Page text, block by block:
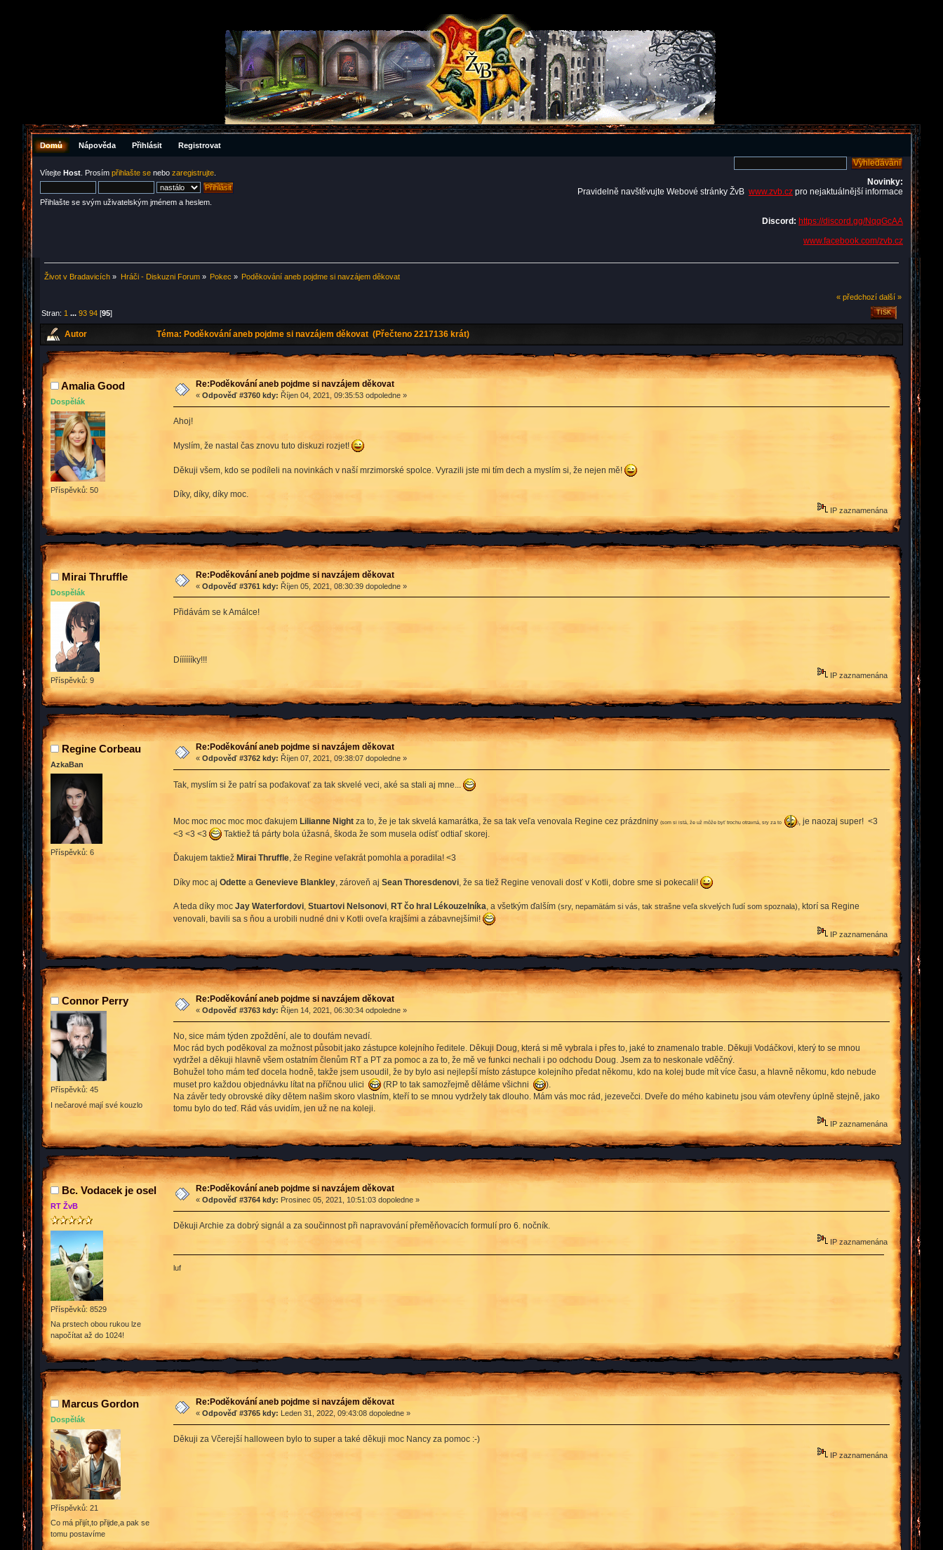
Domů Nápověda Přihlásit Registrovat
Vítejte Host . Prosím přihlašte se nebo zaregistrujte
Přihlašte se svým uživatelským jménem a heslem.
Novinky:
Pravidelně navštěvujte Webové stránky ŽvB www.zvb.cz pro nejaktuálnější informace
Discord: https://discord.gg/NqqGcAA
www.facebook.com/zvb.cz
Život v Bradavicích » Hráči - Diskuzni Forum» Pokec » Poděkování aneb pojdme si navzájem děkovat
« předchozí další »
TISK
Stran: 1 ...93 94 [95]
Autor Téma: Poděkování aneb pojdme si navzájem děkovat (Přečteno 2217136 krát)
Amalia Good
Dospělák
Příspěvků: 50
Re:Poděkování aneb pojdme si navzájem děkovat
« Odpověď #3760 kdy: Říjen 04, 2021, 09:35:53 odpoledne »
Ahoj!
Myslím, že nastal čas znovu tuto diskuzi rozjet!
Děkuji všem, kdo se podíleli na novinkách v naší mrzimorské spolce. Vyrazili jste mi tím dech a myslím si, že nejen mě!
Díky, díky, díky moc.
IP zaznamenána
Mirai Thruffle
Dospělák
Příspěvků: 9
Re:Poděkování aneb pojdme si navzájem děkovat
« Odpověď #3761 kdy: Říjen 05, 2021, 08:30:39 dopoledne »
Přidávám se k Amálce!
Dííííííky!!!
IP zaznamenána
Regine Corbeau
AzkaBan
Příspěvků: 6
Re:Poděkování aneb pojdme si navzájem děkovat
« Odpověď #3762 kdy: Říjen 07, 2021, 09:38:07 dopoledne »
Tak, myslím si že patrí sa poďakovať za tak skvelé veci, aké sa stali aj mne...
Moc moc moc moc moc ďakujem Lilianne Nightza to, že je tak skvelá kamarátka, že sa tak veľa venovala Regine cez prázdniny (som si istá, že už môže byť trochu otravná, sry za to ), je naozaj super! <3
<3 <3 <3
Taktiež tá párty bola úžasná, škoda že som musela odísť odtiaľ skorej.
Ďakujem taktiež Mirai Thruffle, že Regine veľakrát pomohla a poradila! <3
Díky moc aj OdetteaGenevieve Blankley, zároveň aj Sean Thoresdenovi, že sa tiež Regine venovali dosť v Kotli, dobre sme si pokecali!
A teda díky moc Jay Waterfordovi, Stuartovi Nelsonovi, RT čo hral Lékouzelníka, a všetkým ďalším (sry, nepamätám si vás, tak strašne veľa skvelých ľudí som spoznala), ktorí sa Regine
venovali, bavili sa s ňou a urobili nudné dni v Kotli oveľa krajšími a zábavnejšími!
IP zaznamenána
Connor Perry
Příspěvků: 45
I nečarové mají své kouzlo
Re:Poděkování aneb pojdme si navzájem děkovat
« Odpověď #3763 kdy: Říjen 14, 2021, 06:30:34 odpoledne »
No, sice mám týden zpoždění, ale to doufám nevadí.
Moc rád bych poděkoval za možnost působit jako zástupce kolejního ředitele. Děkuji Doug, která si mě vybrala i přes to, jaké to znamenalo trable. Děkuji Vodáčkovi, který to se mnou
vydržel a děkuji hlavně všem ostatním členům RT a PT za pomoc a za to, že mě ve funkci nechali i po odchodu Doug. Jsem za to neskonale vděčný.
Bohužel toho mám teď docela hodně, takže jsem usoudil, že by bylo asi nejlepší místo zástupce kolejního předat někomu, kdo na kolej bude mít více času, a hlavně někomu, kdo nebude
muset pro každou objednávku lítat na příčnou ulici
(RP to tak samozřejmě děláme všichni
).
Na závěr tedy obrovské díky dětem našim skoro vlastním, kteří to se mnou vydržely tak dlouho. Mám vás moc rád, jezevečci. Dveře do mého kabinetu jsou vám otevřeny úplně stejně, jako
tomu bylo do teď. Rád vás uvidím, jen už ne na koleji.
IP zaznamenána
Bc. Vodacek je osel
RT ŽvB
Příspěvků: 8529
Na prstech obou rukou lze
napočítat až do 1024!
Re:Poděkování aneb pojdme si navzájem děkovat
« Odpověď #3764 kdy: Prosinec 05, 2021, 10:51:03 dopoledne »
Děkuji Archie za dobrý signál a za součinnost při napravování přeměňovacích formulí pro 6. nočník.
IP zaznamenána
luf
Marcus Gordon
Dospělák
Příspěvků: 21
Co má přijít,to přijde,a pak se
tomu postavíme
Re:Poděkování aneb pojdme si navzájem děkovat
« Odpověď #3765 kdy: Leden 31, 2022, 09:43:08 dopoledne »
Děkuji za Včerejší halloween bylo to super a také děkuji moc Nancy za pomoc :-)
IP zaznamenána